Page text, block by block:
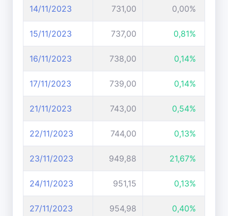
14/11/2023 731,00 0,00%
15/11/2023 737,00 0,81%
16/11/2023 738,00 0,14%
17/11/2023 739,00 0,14%
21/11/2023 743,00 0,54%
22/11/2023 744,00 0,13%
23/11/2023 949,88 21,67%
24/11/2023 951,15 0,13%
27/11/2023 954,98 0,40%